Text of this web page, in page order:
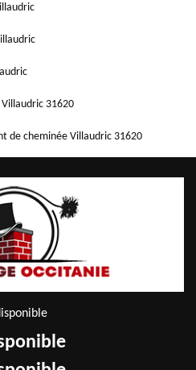
31620
de cheminée Villaudric 31620